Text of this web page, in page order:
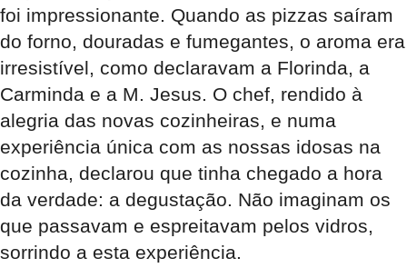
foi impressionante. Quando as pizzas saíram
do forno, douradas e fumegantes, o aroma era
irresistível, como declaravam a Florinda, a
Carminda e a M. Jesus. O chef, rendido à
alegria das novas cozinheiras, e numa
experiência única com as nossas idosas na
cozinha, declarou que tinha chegado a hora
da verdade: a degustação. Não imaginam os
que passavam e espreitavam pelos vidros,
sorrindo a esta experiência.